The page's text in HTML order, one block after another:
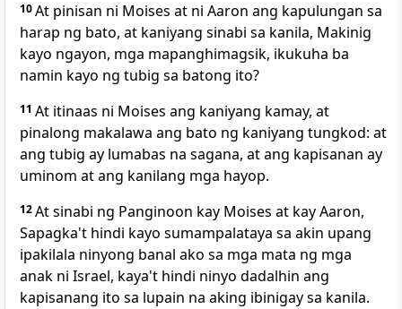
10At pinisan ni Moises at ni Aaron ang kapulungan sa
harap ng bato, at kaniyang sinabi sa kanila, Makinig
kayo ngayon, mga mapanghimagsik, ikukuha ba
namin kayo ng tubig sa batong ito?
11 At itinaas ni Moises ang kaniyang kamay, at
pinalong makalawa ang bato ng kaniyang tungkod: at
ang tubig ay lumabas na sagana, at ang kapisanan ay
uminom at ang kanilang mga hayop.
12At sinabi ng Panginoon kay Moises at kay Aaron,
Sapagka't hindi kayo sumampalataya sa akin upang
ipakilala ninyong banal ako sa mga mata ng mga
anak ni Israel, kaya't hindi ninyo dadalhin ang
kapisanang ito sa lupain na aking ibinigay sa kanila.